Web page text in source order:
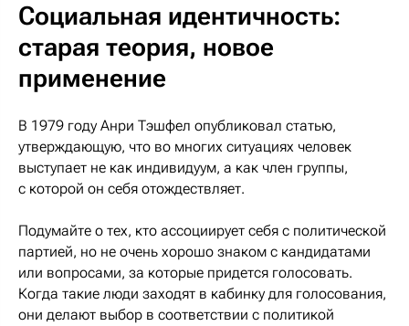
Социальная идентичность:
старая теория, новое
применение
В 1979 году Анри Тэшфел опубликовал статью,
утверждающую, что во многих ситуациях человек
выступает не как индивидуум, а как член группы,
с которой он себя отождествляет.
Подумайте о тех, кто ассоциирует себя с политической
партией, но не очень хорошо знаком с кандидатами
или вопросами, за которые придется голосовать.
Когда такие люди заходят в кабинку для голосования,
они делают выбор в соответствии с политикой